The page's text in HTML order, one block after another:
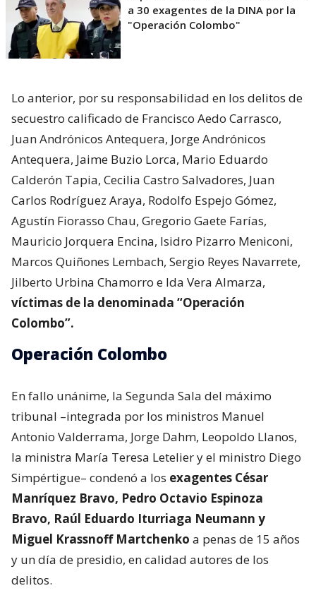
a 30 exagentes de la DINA por la
"Operación Colombo"
Lo anterior, por su responsabilidad en los delitos de
secuestro calificado de Francisco Aedo Carrasco,
Juan Andrónicos Antequera, Jorge Andrónicos
Antequera, Jaime Buzio Lorca, Mario Eduardo
Calderón Tapia, Cecilia Castro Salvadores, Juan
Carlos Rodríguez Araya, Rodolfo Espejo Gómez,
Agustín Fiorasso Chau, Gregorio Gaete Farías,
Mauricio Jorquera Encina, Isidro Pizarro Meniconi,
Marcos Quiñones Lembach, Sergio Reyes Navarrete,
Jilberto Urbina Chamorro e Ida Vera Almarza,
víctimas de la denominada “Operación
Colombo”.
Operación Colombo
En fallo unánime, la Segunda Sala del máximo
tribunal –integrada por los ministros Manuel
Antonio Valderrama, Jorge Dahm, Leopoldo Llanos,
la ministra María Teresa Letelier y el ministro Diego
Simpértigue– condenó a los exagentes César
Manríquez Bravo, Pedro Octavio Espinoza
Bravo, Raúl Eduardo Iturriaga Neumann y
Miguel Krassnoff Martchenko a penas de 15 años
y un día de presidio, en calidad autores de los
delitos.